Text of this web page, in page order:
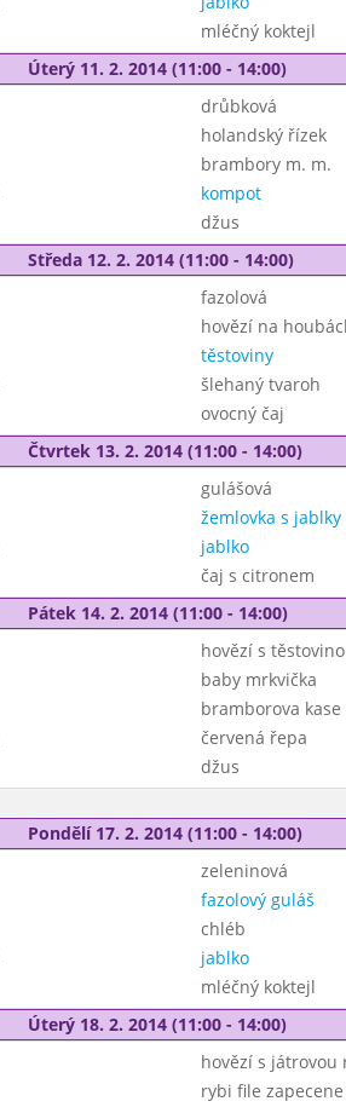
mléčný koktejl
Úterý 11. 2. 2014 (11:00 - 14:00)
drůbková
holandský řízek
brambory m. m.
kompot
džus
Středa 12. 2. 2014 (11:00 - 14:00)
fazolová
hovězí na
těstoviny
šlehaný tvaroh
ovocný čaj
Čtvrtek 13. 2. 2014 (11:00 - 14:00)
gulášová
žemlovka s jablky
jablko
čaj s citronem
Pátek 14. 2. 2014 (11:00 - 14:00)
hovězí s
baby mrkvička
bramborova
červená řepa
džus
Pondělí 17. 2. 2014 (11:00 - 14:00)
zeleninová
fazolový guláš
chléb
jablko
mléčný koktejl
Úterý 18. 2. 2014 (11:00 - 14:00)
hovězí s játrovou
rybi file